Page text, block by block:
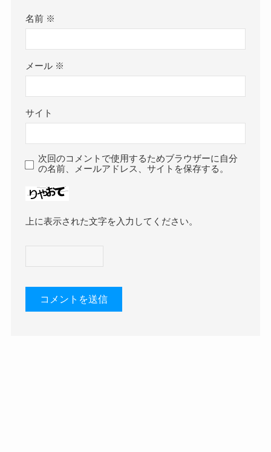
名前 ※
メール ※
サイト
次回のコメントで使用するためブラウザーに自分
の名前、メールアドレス、サイトを保存する。
上に表示された文字を入力してください。